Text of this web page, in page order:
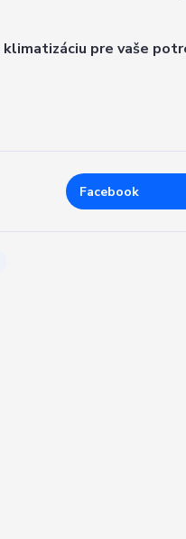
pre vaše
Facebook